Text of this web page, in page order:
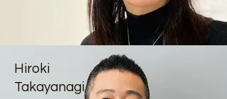
Hiroki
Takayanagi